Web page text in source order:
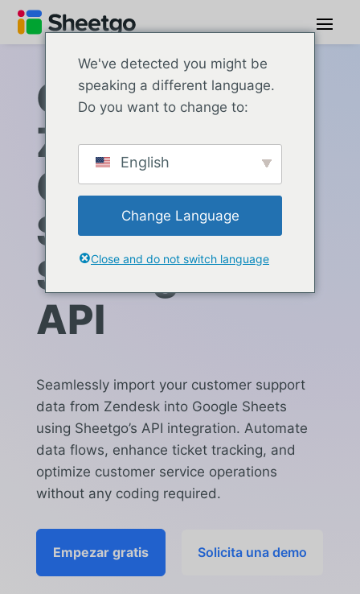
Connect
Zendesk to
Google
Sheets with
Sheetgo via
API
Seamlessly import your customer support
data from Zendesk into Google Sheets
using Sheetgo’s API integration. Automate
data flows, enhance ticket tracking, and
optimize customer service operations
without any coding required.
Empezar gratis Solicita una demo
We've detected you might be
speaking a different language.
Do you want to change to:
English
Change Language
Close and do not switch language